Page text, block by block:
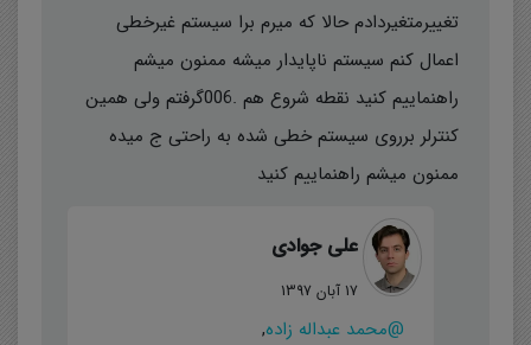
تغییرمتغیردادم حالا که میرم برا سیستم غیرخطی
اعمال کنم سیستم ناپایدار میشه ممنون میشم
راهنماییم کنید نقطه شروع هم .006گرفتم ولی همین
کنترلر برروی سیستم خطی شده به راحتی ج میده
ممنون میشم راهنماییم کنید
علی جوادی
17 آبان 1397
@محمد عبداله زاده,